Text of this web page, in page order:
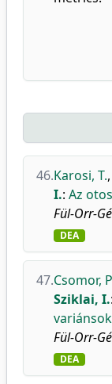
46.Karosi, T.,
I.: Az
Fül-Orr-
DEA
47.Csomor,
Sziklai, I.:
Fül-Orr-
DEA